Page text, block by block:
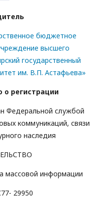
бюджетное
высшего
государственный
им. В.П. Астафьева»
о регистрации
Федеральной службой
коммуникаций, связи
наследия
массовой информации
29950